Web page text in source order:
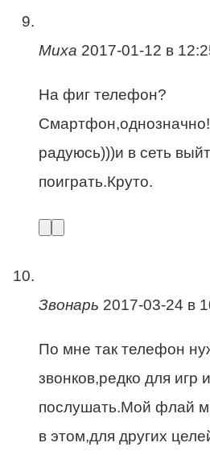
Миха 2017-01-12 в
На фиг телефон?
радуюсь)))и в сеть
поиграть.Круто.
Звонарь 2017-03-24 в
По мне так телефон
звонков,редко для
послушать.Мой флай
в этом,для других